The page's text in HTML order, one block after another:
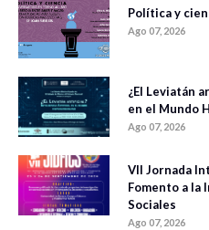
Política y
Ago 07, 2026
¿El Leviatán
en el Mundo
Ago 07, 2026
VII Jornada
Fomento a la
Sociales
Ago 07, 2026